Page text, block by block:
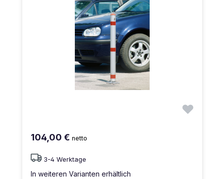
104,00 € netto
3-4 Werktage
In weiteren Varianten erhältlich